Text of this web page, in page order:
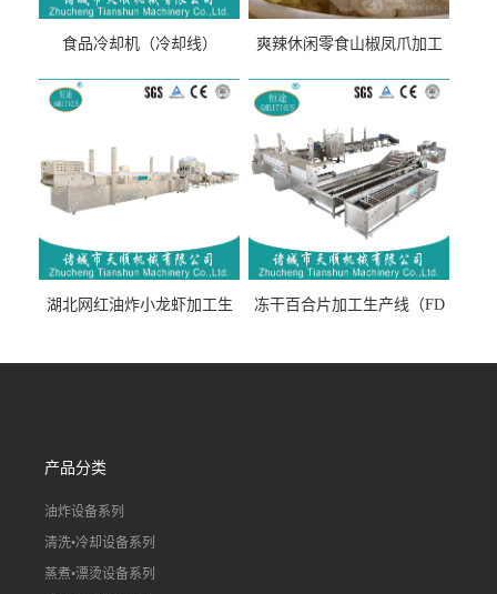
食品冷却机（冷却线）
爽辣休闲零食山椒凤爪加工
流水线）
湖北网红油炸小龙虾加工生
线）
冻干百合片加工生产线（FD
线）
产品分类
油炸设备系列
清洗•冷却设备系列
蒸煮•漂烫设备系列